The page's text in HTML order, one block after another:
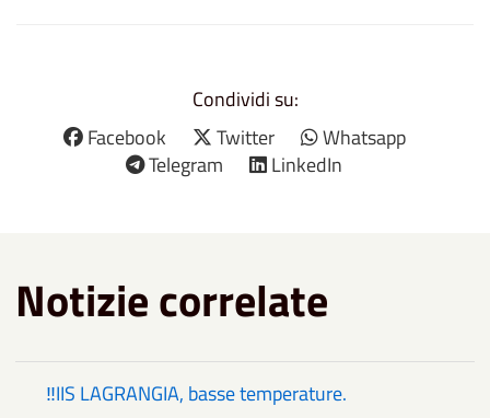
Condividi su:
Facebook
Twitter
Whatsapp
Telegram
LinkedIn
Notizie correlate
‼️IIS LAGRANGIA, basse temperature.